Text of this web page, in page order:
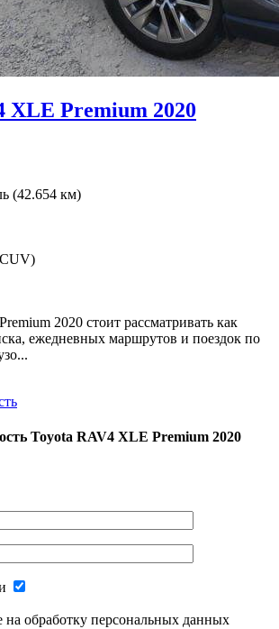
XLE Premium 2020
(42.654 км)
2020 стоит рассматривать как
ежедневных маршрутов и поездок по
Toyota RAV4 XLE Premium 2020
на обработку персональных данных